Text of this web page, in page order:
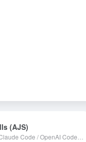
(AJS)